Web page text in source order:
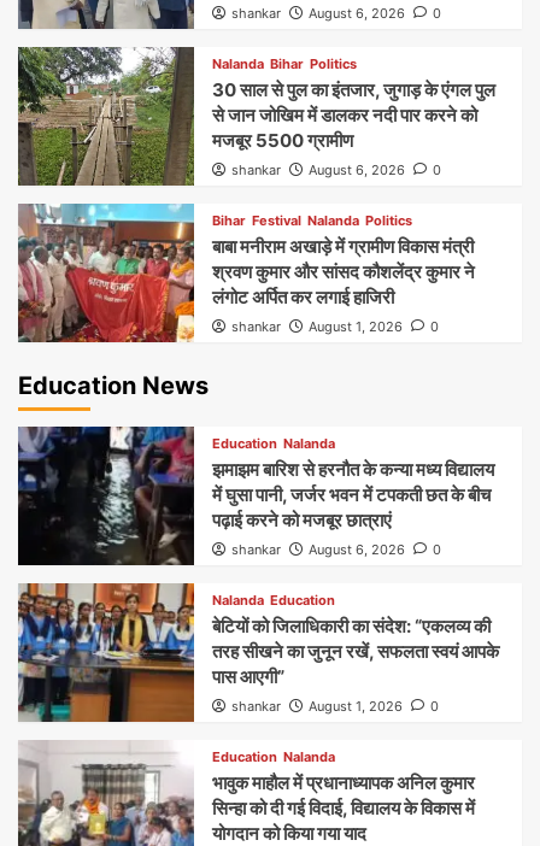
shankar August 6, 2026 0
Nalanda Bihar Politics
30 साल से पुल का इंतजार, जुगाड़ के एंगल पुल
से जान जोखिम में डालकर नदी पार करने को
मजबूर 5500 ग्रामीण
shankar August 6, 2026 0
Bihar Festival Nalanda Politics
बाबा मनीराम अखाड़े में ग्रामीण विकास मंत्री
श्रवण कुमार और सांसद कौशलेंद्र कुमार ने
लंगोट अर्पित कर लगाई हाजिरी
shankar August 1, 2026 0
Education News
Education Nalanda
झमाझम बारिश से हरनौत के कन्या मध्य विद्यालय
में घुसा पानी, जर्जर भवन में टपकती छत के बीच
पढ़ाई करने को मजबूर छात्राएं
shankar August 6, 2026 0
Nalanda Education
बेटियों को जिलाधिकारी का संदेश: “एकलव्य की
तरह सीखने का जुनून रखें, सफलता स्वयं आपके
पास आएगी”
shankar August 1, 2026 0
Education Nalanda
भावुक माहौल में प्रधानाध्यापक अनिल कुमार
सिन्हा को दी गई विदाई, विद्यालय के विकास में
योगदान को किया गया याद